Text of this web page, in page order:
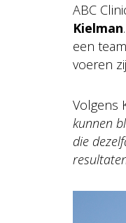
ABC
Kielman
een
voeren
Volgens
kunnen
die